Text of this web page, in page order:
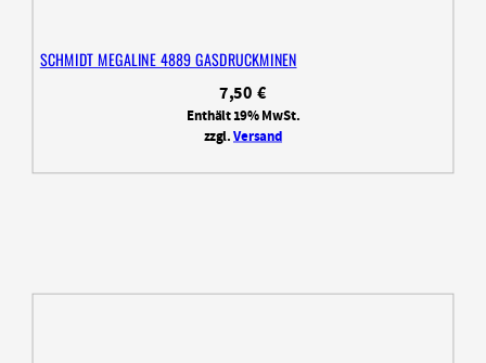
SCHMIDT MEGALINE 4889 GASDRUCKMINEN
7,50€
Enthält 19% MwSt.
zzgl.Versand